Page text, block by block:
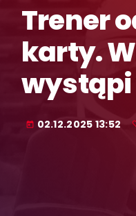
Trener
karty.
wystąpi
today 02.12.2025 13:52